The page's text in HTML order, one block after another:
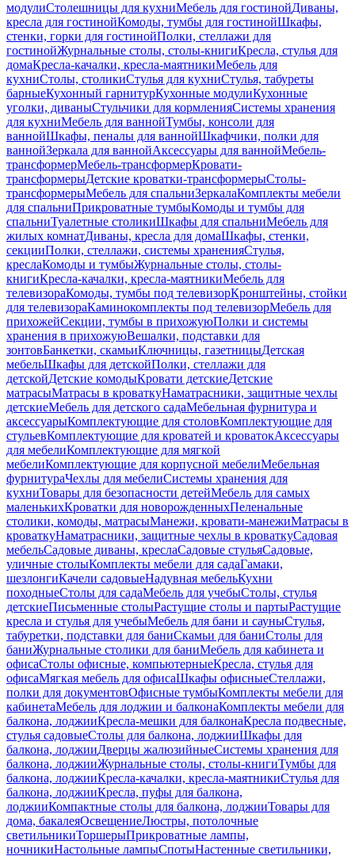
модулиСтолешницы для кухниМебель для гостинойДиваны,
кресла для гостинойКомоды, тумбы для гостинойШкафы,
стенки, горки для гостинойПолки, стеллажи для
гостинойЖурнальные столы, столы-книгиКресла, стулья для
домаКресла-качалки, кресла-маятникиМебель для
кухниСтолы, столикиСтулья для кухниСтулья, табуреты
барныеКухонный гарнитурКухонные модулиКухонные
уголки, диваныСтульчики для кормленияСистемы хранения
для кухниМебель для ваннойТумбы, консоли для
ваннойШкафы, пеналы для ваннойШкафчики, полки для
ваннойЗеркала для ваннойАксессуары для ваннойМебель-
трансформерМебель-трансформерКровати-
трансформерыДетские кроватки-трансформерыСтолы-
трансформерыМебель для спальниЗеркалаКомплекты мебели
для спальниПрикроватные тумбыКомоды и тумбы для
спальниТуалетные столикиШкафы для спальниМебель для
жилых комнатДиваны, кресла для домаШкафы, стенки,
секцииПолки, стеллажи, системы храненияСтулья,
креслаКомоды и тумбыЖурнальные столы, столы-
книгиКресла-качалки, кресла-маятникиМебель для
телевизораКомоды, тумбы под телевизорКронштейны, стойки
для телевизораКаминокомплекты под телевизорМебель для
прихожейСекции, тумбы в прихожуюПолки и системы
хранения в прихожуюВешалки, подставки для
зонтовБанкетки, скамьиКлючницы, газетницыДетская
мебельШкафы для детскойПолки, стеллажи для
детскойДетские комодыКровати детскиеДетские
матрасыМатрасы в кроваткуНаматрасники, защитные чехлы
детскиеМебель для детского садаМебельная фурнитура и
аксессуарыКомплектующие для столовКомплектующие для
стульевКомплектующие для кроватей и кроватокАксессуары
для мебелиКомплектующие для мягкой
мебелиКомплектующие для корпусной мебелиМебельная
фурнитураЧехлы для мебелиСистемы хранения для
кухниТовары для безопасности детейМебель для самых
маленькихКроватки для новорожденныхПеленальные
столики, комоды, матрасыМанежи, кровати-манежиМатрасы в
кроваткуНаматрасники, защитные чехлы в кроваткуСадовая
мебельСадовые диваны, креслаСадовые стульяСадовые,
уличные столыКомплекты мебели для садаГамаки,
шезлонгиКачели садовыеНадувная мебельКухни
походныеСтолы для садаМебель для учебыСтолы, стулья
детскиеПисьменные столыРастущие столы и партыРастущие
кресла и стулья для учебыМебель для бани и сауныСтулья,
табуретки, подставки для баниСкамьи для баниСтолы для
баниЖурнальные столики для баниМебель для кабинета и
офисаСтолы офисные, компьютерныеКресла, стулья для
офисаМягкая мебель для офисаШкафы офисныеСтеллажи,
полки для документовОфисные тумбыКомплекты мебели для
кабинетаМебель для лоджии и балконаКомплекты мебели для
балкона, лоджииКресла-мешки для балконаКресла подвесные,
стулья садовыеСтолы для балкона, лоджииШкафы для
балкона, лоджииДверцы жалюзийныеСистемы хранения для
балкона, лоджииЖурнальные столы, столы-книгиТумбы для
балкона, лоджииКресла-качалки, кресла-маятникиСтулья для
балкона, лоджииКресла, пуфы для балкона,
лоджииКомпактные столы для балкона, лоджииТовары для
дома, бакалеяОсвещениеЛюстры, потолочные
светильникиТоршерыПрикроватные лампы,
ночникиНастольные лампыСпотыНастенные светильники,